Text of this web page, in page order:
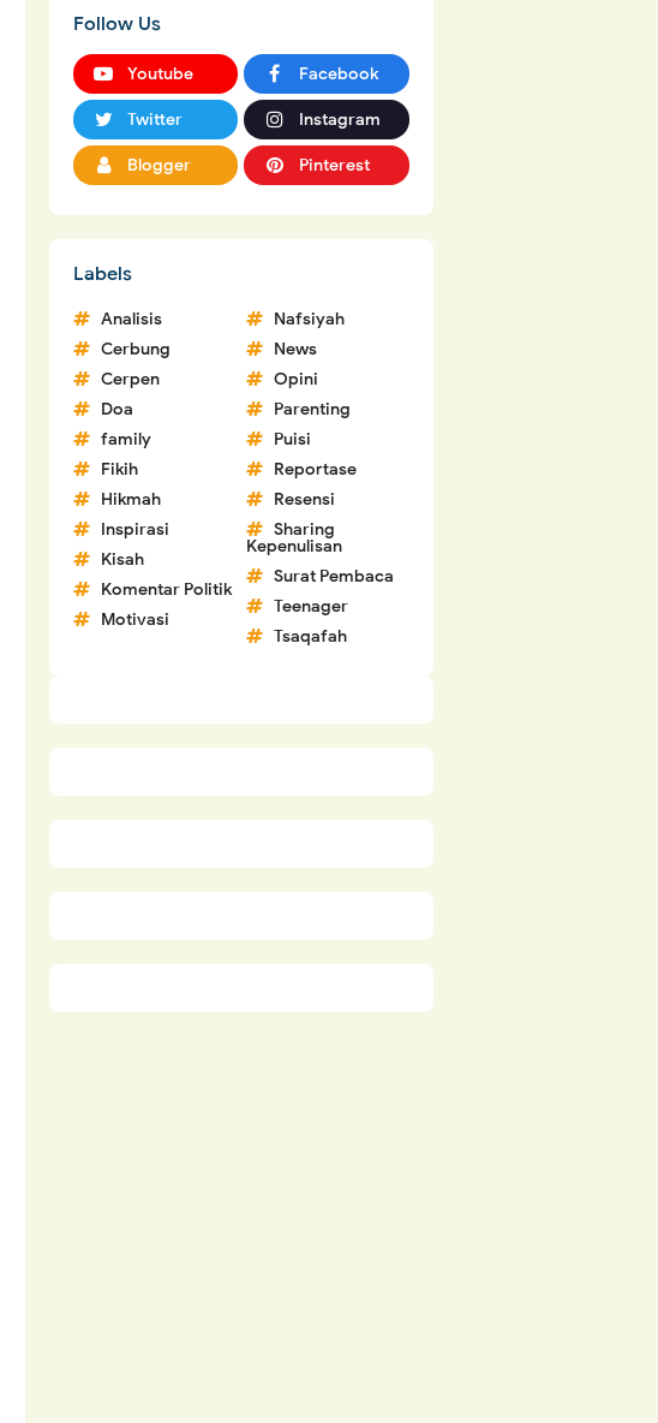
Follow Us
Youtube Facebook
Twitter Instagram
Blogger Pinterest
Labels
Analisis
Cerbung
Cerpen
Doa
family
Fikih
Hikmah
Inspirasi
Kisah
Komentar Politik
Motivasi
Nafsiyah
News
Opini
Parenting
Puisi
Reportase
Resensi
Sharing
Kepenulisan
Surat Pembaca
Teenager
Tsaqafah